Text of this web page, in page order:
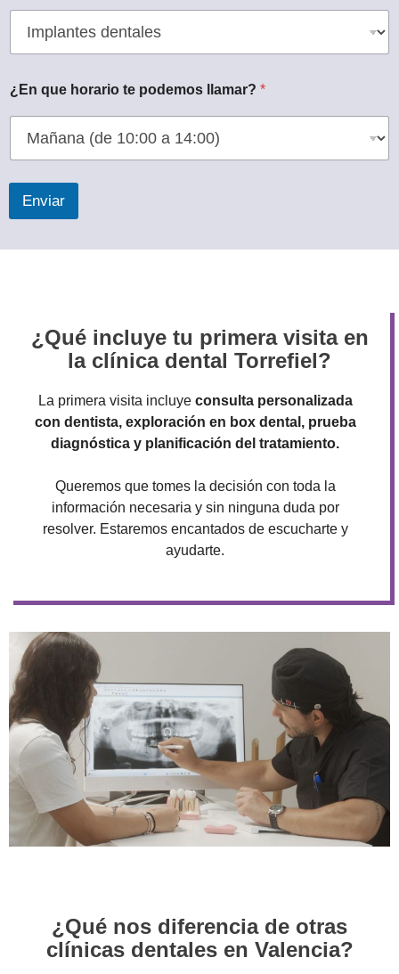
¿En que horario te podemos llamar? *
Enviar
¿Qué incluye tu primera visita en
la clínica dental Torrefiel?
La primera visita incluye consulta personalizada
con dentista, exploración en box dental, prueba
diagnóstica y planificación del tratamiento.
Queremos que tomes la decisión con toda la
información necesaria y sin ninguna duda por
resolver. Estaremos encantados de escucharte y
ayudarte.
¿Qué nos diferencia de otras
clínicas dentales en Valencia?